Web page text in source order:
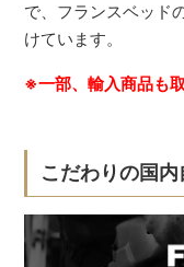
で、フランスベッド
けています。
※一部、輸入商品も
こだわりの国